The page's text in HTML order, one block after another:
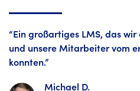
“Ein großartiges LMS, das
und unsere Mitarbeiter vom
konnten.”
Michael D.